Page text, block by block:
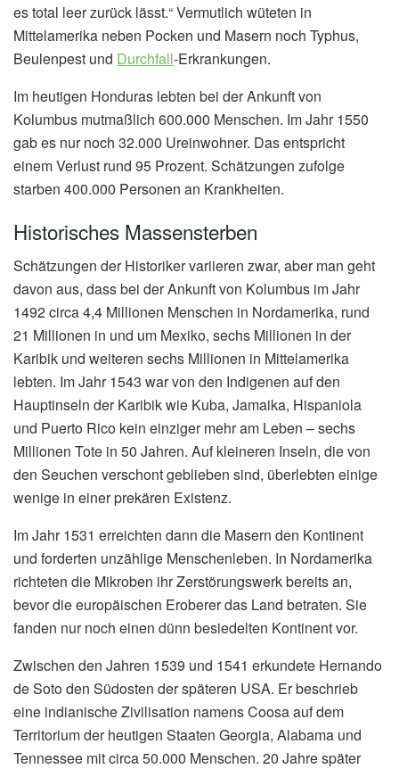
es total leer zurück lässt.“ Vermutlich wüteten in
Mittelamerika neben Pocken und Masern noch Typhus,
Beulenpest und Durchfall-Erkrankungen.
Im heutigen Honduras lebten bei der Ankunft von
Kolumbus mutmaßlich 600.000 Menschen. Im Jahr 1550
gab es nur noch 32.000 Ureinwohner. Das entspricht
einem Verlust rund 95 Prozent. Schätzungen zufolge
starben 400.000 Personen an Krankheiten.
Historisches Massensterben
Schätzungen der Historiker variieren zwar, aber man geht
davon aus, dass bei der Ankunft von Kolumbus im Jahr
1492 circa 4,4 Millionen Menschen in Nordamerika, rund
21 Millionen in und um Mexiko, sechs Millionen in der
Karibik und weiteren sechs Millionen in Mittelamerika
lebten. Im Jahr 1543 war von den Indigenen auf den
Hauptinseln der Karibik wie Kuba, Jamaika, Hispaniola
und Puerto Rico kein einziger mehr am Leben – sechs
Millionen Tote in 50 Jahren. Auf kleineren Inseln, die von
den Seuchen verschont geblieben sind, überlebten einige
wenige in einer prekären Existenz.
Im Jahr 1531 erreichten dann die Masern den Kontinent
und forderten unzählige Menschenleben. In Nordamerika
richteten die Mikroben ihr Zerstörungswerk bereits an,
bevor die europäischen Eroberer das Land betraten. Sie
fanden nur noch einen dünn besiedelten Kontinent vor.
Zwischen den Jahren 1539 und 1541 erkundete Hernando
de Soto den Südosten der späteren USA. Er beschrieb
eine indianische Zivilisation namens Coosa auf dem
Territorium der heutigen Staaten Georgia, Alabama und
Tennessee mit circa 50.000 Menschen. 20 Jahre später